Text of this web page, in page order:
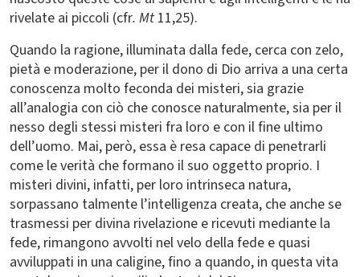
rivelate ai piccoli (cfr. Mt 11,25).
Quando la ragione, illuminata dalla fede, cerca con zelo,
pietà e moderazione, per il dono di Dio arriva a una certa
conoscenza molto feconda dei misteri, sia grazie
all’analogia con ciò che conosce naturalmente, sia per il
nesso degli stessi misteri fra loro e con il fine ultimo
dell’uomo. Mai, però, essa è resa capace di penetrarli
come le verità che formano il suo oggetto proprio. I
misteri divini, infatti, per loro intrinseca natura,
sorpassano talmente l’intelligenza creata, che anche se
trasmessi per divina rivelazione e ricevuti mediante la
fede, rimangono avvolti nel velo della fede e quasi
avviluppati in una caligine, fino a quando, in questa vita